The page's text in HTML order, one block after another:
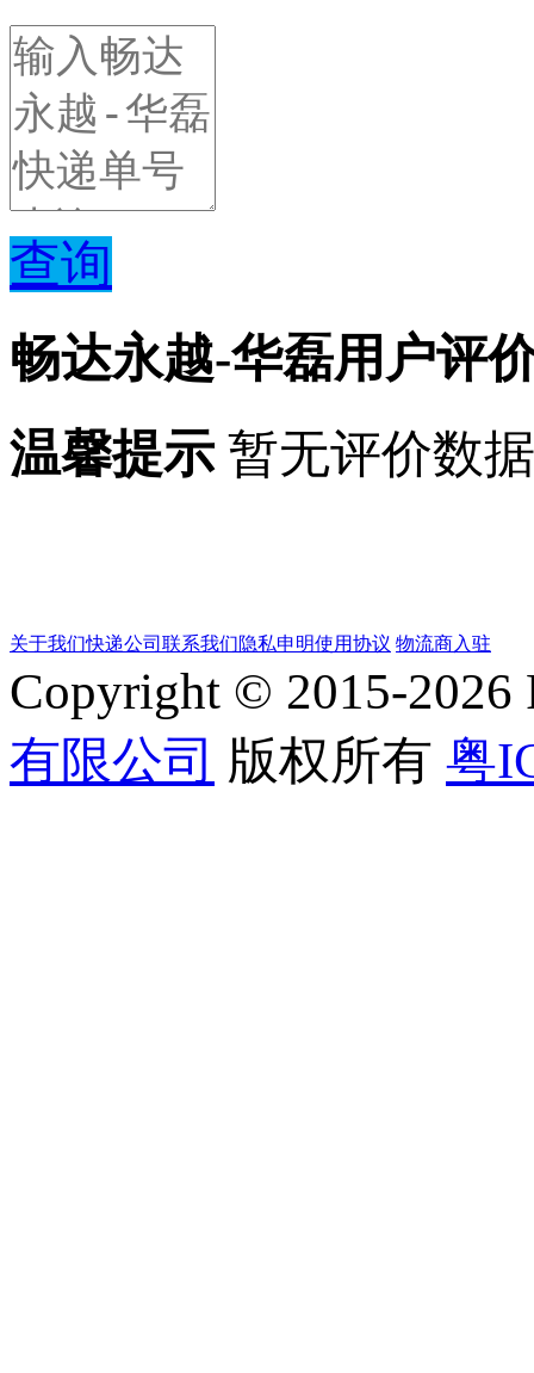
查询
畅达永越-华磊用户评
温馨提示暂无评价数据
关于我们快递公司 联系我们隐私申明使用协议 物流商入驻
Copyright © 2015-2026
有限公司 版权所有 粤